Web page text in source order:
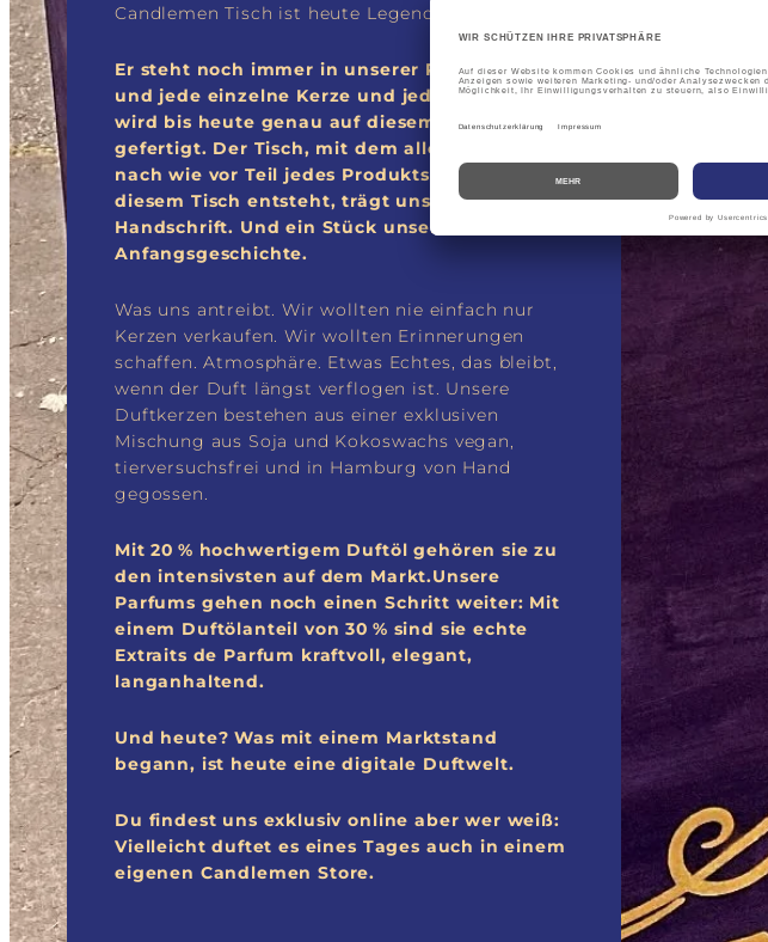
Candlemen Tisch ist heute Legende.
Er steht noch immer in unserer Produktion
und jede einzelne Kerze und jedes Parfum
wird bis heute genau auf diesem Tisch
gefertigt. Der Tisch, mit dem alles begann, ist
nach wie vor Teil jedes Produkts. Was auf
diesem Tisch entsteht, trägt unsere
Handschrift. Und ein Stück unserer
Anfangsgeschichte.
Was uns antreibt. Wir wollten nie einfach nur
Kerzen verkaufen. Wir wollten Erinnerungen
schaffen. Atmosphäre. Etwas Echtes, das bleibt,
wenn der Duft längst verflogen ist. Unsere
Duftkerzen bestehen aus einer exklusiven
Mischung aus Soja und Kokoswachs vegan,
tierversuchsfrei und in Hamburg von Hand
gegossen.
Mit 20 % hochwertigem Duftöl gehören sie zu
den intensivsten auf dem Markt.Unsere
Parfums gehen noch einen Schritt weiter: Mit
einem Duftölanteil von 30 % sind sie echte
Extraits de Parfum kraftvoll, elegant,
langanhaltend.
Und heute? Was mit einem Marktstand
begann, ist heute eine digitale Duftwelt.
Du findest uns exklusiv online aber wer weiß:
Vielleicht duftet es eines Tages auch in einem
eigenen Candlemen Store.